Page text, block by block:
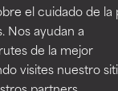
el cuidado de la
Nos ayudan a
de la mejor
visites nuestro